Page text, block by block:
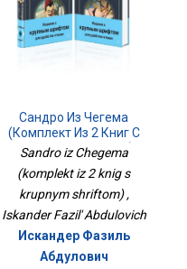
Сандро Из Чегема
(комплект Из 2 Книг С
Крупным Шрифтом)
Sandro iz Chegema
(komplekt iz 2 knig s
krupnym shriftom) ,
Iskander Fazil' Abdulovich
Искандер Фазиль
Абдулович